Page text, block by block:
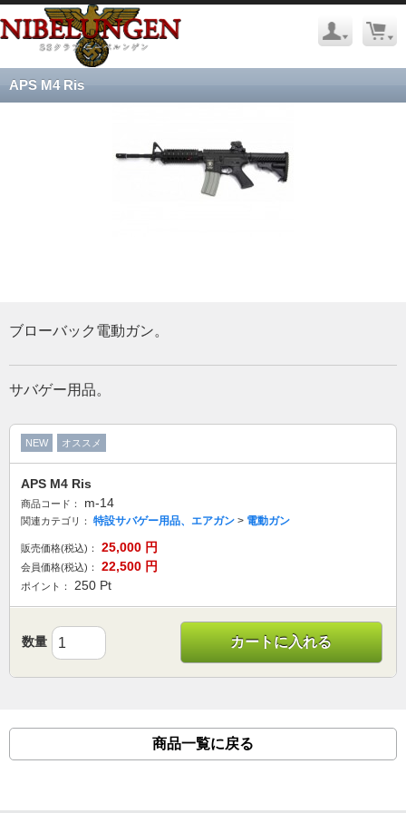
APS M4 Ris
ブローバック電動ガン。
サバゲー用品。
NEW オススメ
APS M4 Ris
商品コード： m-14
関連カテゴリ： 特設サバゲー用品、エアガン > 電動ガン
販売価格(税込)： 25,000 円
会員価格(税込)： 22,500 円
ポイント： 250 Pt
数量 カートに入れる
商品一覧に戻る